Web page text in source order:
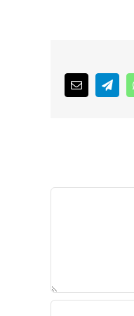
WhatsApp
Telegram
Email